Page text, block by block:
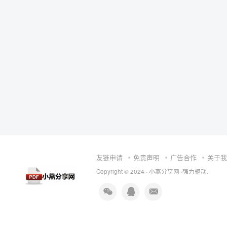
友链申请 免责声明 广告合作 关于
Copyright © 2024 · 小燕分享网 ·强力驱动.